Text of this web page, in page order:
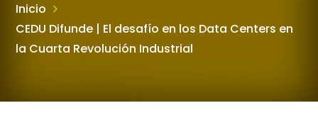
Inicio
CEDU Difunde | El desafío en los Data Centers en
la Cuarta Revolución Industrial